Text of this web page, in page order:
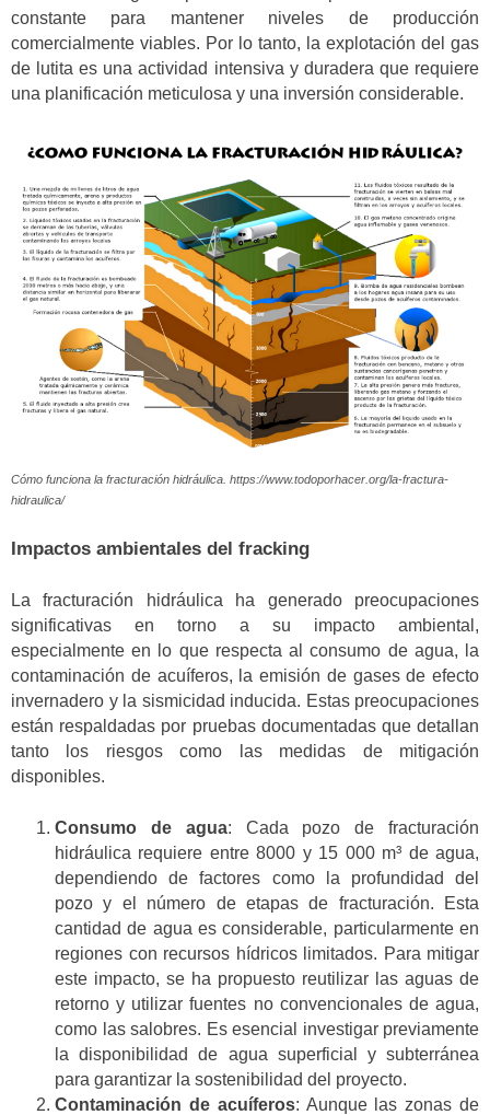
constante para mantener niveles de producción
comercialmente viables. Por lo tanto, la explotación del gas
de lutita es una actividad intensiva y duradera que requiere
una planificación meticulosa y una inversión considerable.
Cómo funciona la fracturación hidráulica. https://www.todoporhacer.org/la-fractura-
hidraulica/
Impactos ambientales del fracking
La fracturación hidráulica ha generado preocupaciones
significativas en torno a su impacto ambiental,
especialmente en lo que respecta al consumo de agua, la
contaminación de acuíferos, la emisión de gases de efecto
invernadero y la sismicidad inducida. Estas preocupaciones
están respaldadas por pruebas documentadas que detallan
tanto los riesgos como las medidas de mitigación
disponibles.
Consumo de agua: Cada pozo de fracturación
hidráulica requiere entre 8000 y 15 000 m³ de agua,
dependiendo de factores como la profundidad del
pozo y el número de etapas de fracturación. Esta
cantidad de agua es considerable, particularmente en
regiones con recursos hídricos limitados. Para mitigar
este impacto, se ha propuesto reutilizar las aguas de
retorno y utilizar fuentes no convencionales de agua,
como las salobres. Es esencial investigar previamente
la disponibilidad de agua superficial y subterránea
para garantizar la sostenibilidad del proyecto.
Contaminación de acuíferos: Aunque las zonas de